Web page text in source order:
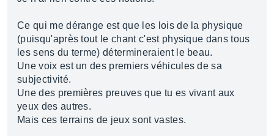
Ce qui me dérange est que les lois de la physique
(puisqu'après tout le chant c'est physique dans tous
les sens du terme) détermineraient le beau.
Une voix est un des premiers véhicules de sa
subjectivité.
Une des premières preuves que tu es vivant aux
yeux des autres.
Mais ces terrains de jeux sont vastes.